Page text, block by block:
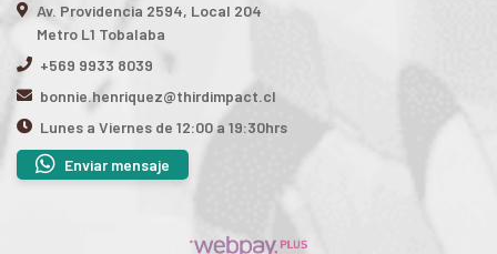
Av. Providencia 2594, Local 204
Metro L1 Tobalaba
+569 9933 8039
bonnie.henriquez@thirdimpact.cl
Lunes a Viernes de 12:00 a 19:30hrs
Enviar mensaje